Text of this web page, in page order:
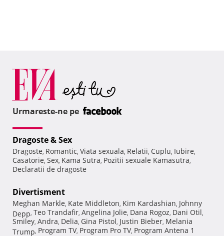
Urmareste-ne pe
Dragoste & Sex
Dragoste, Romantic, Viata sexuala, Relatii, Cuplu, Iubire,
Casatorie, Sex, Kama Sutra, Pozitii sexuale Kamasutra,
Declaratii de dragoste
Divertisment
Meghan Markle, Kate Middleton, Kim Kardashian, Johnny
Depp, Teo Trandafir, Angelina Jolie, Dana Rogoz, Dani Otil,
Smiley, Andra, Delia, Gina Pistol, Justin Bieber, Melania
Trump, Program TV, Program Pro TV, Program Antena 1